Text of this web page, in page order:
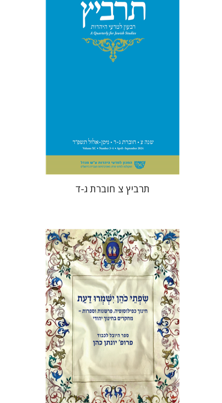
יהונתן גארב מיכאל סיגל
$63
$57
תרביץ צ חוברת ג-ד
אלי הולצר אבינועם רוזנק
הנחת אתר ספר מודפס
$46
$41